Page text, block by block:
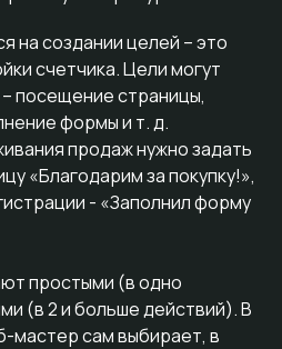
на создании целей – это
счетчика. Цели могут
посещение страницы,
формы и т. д.
продаж нужно задать
«Благодарим за покупку!»,
- «Заполнил форму
простыми (в одно
(в 2 и больше действий). В
мастер сам выбирает, в